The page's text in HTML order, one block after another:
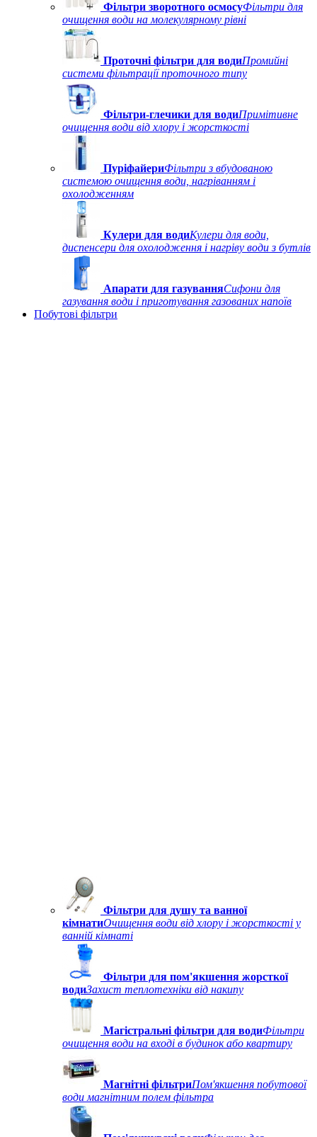
Фільтри зворотного осмосуФільтри для
очищення води на молекулярному рівні
Проточні фільтри для водиПромийні
системи фільтрації проточного типу
Фільтри-глечики для водиПримітивне
очищення води від хлору і жорсткості
ПуріфайериФільтри з вбудованою
системою очищення води, нагріванням і
охолодженням
Кулери для водиКулери для води,
диспенсери для охолодження і нагріву води з бутлів
Апарати для газуванняСифони для
газування води і приготування газованих напоїв
Побутові фільтри
Фільтри для душу та ванної
кімнатиОчищення води від хлору і жорсткості у
ванній кімнаті
Фільтри для пом'якшення жорсткої
водиЗахист теплотехніки від накипу
Магістральні фільтри для водиФільтри
очищення води на вході в будинок або квартиру
Магнітні фільтриПом'якшення побутової
води магнітним полем фільтра